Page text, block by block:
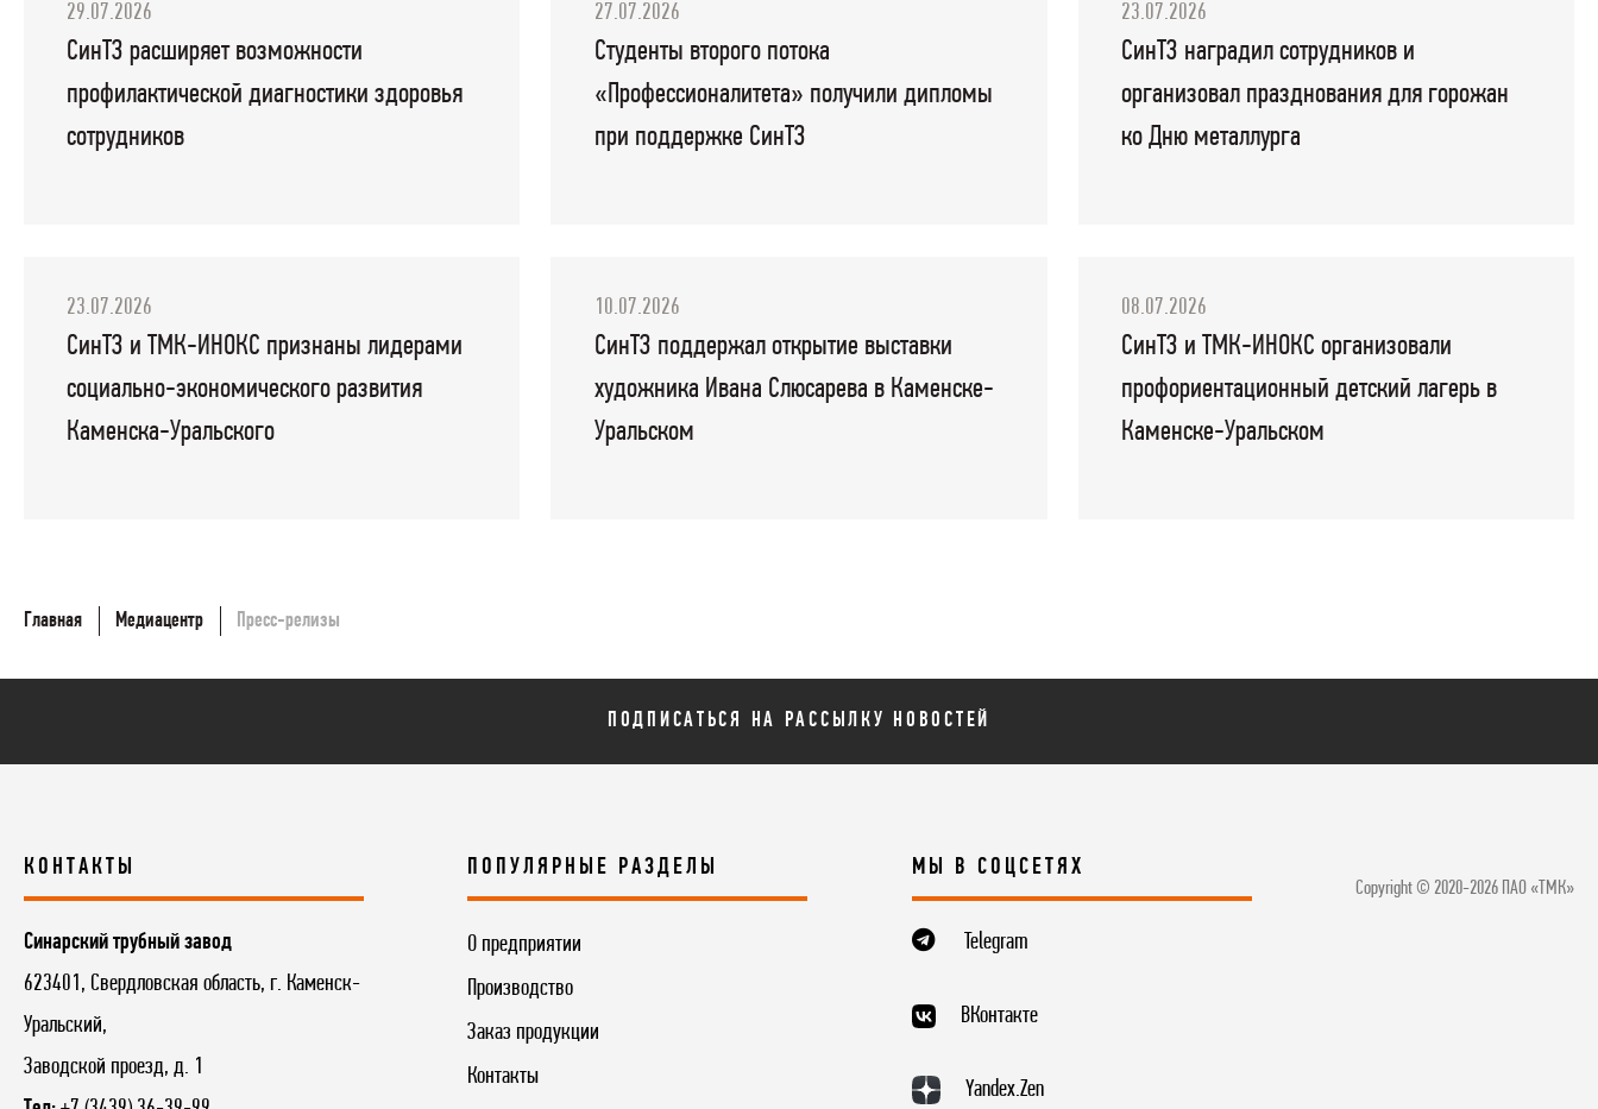
29.07.2026
СинТЗ расширяет возможности
профилактической диагностики здоровья
сотрудников
27.07.2026
Студенты второго потока
«Профессионалитета» получили дипломы
при поддержке СинТЗ
23.07.2026
СинТЗ наградил сотрудников и
организовал празднования для горожан
ко Дню металлурга
23.07.2026
СинТЗ и ТМК-ИНОКС признаны лидерами
социально-экономического развития
Каменска-Уральского
10.07.2026
СинТЗ поддержал открытие выставки
художника Ивана Слюсарева в Каменске-
Уральском
08.07.2026
СинТЗ и ТМК-ИНОКС организовали
профориентационный детский лагерь в
Каменске-Уральском
Главная Медиацентр Пресс-релизы
ПОДПИСАТЬСЯ НА РАССЫЛКУ НОВОСТЕЙ
КОНТАКТЫ
Синарский трубный завод
623401, Свердловская область, г. Каменск-
Уральский,
Заводской проезд, д. 1
ПОПУЛЯРНЫЕ РАЗДЕЛЫ
О предприятии
Производство
Заказ продукции
Контакты
МЫ В СОЦСЕТЯХ
Telegram
ВКонтакте
Yandex.Zen
Copyright © 2020-2026 ПАО «ТМК»